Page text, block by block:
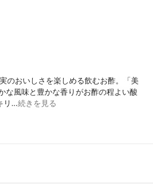
のおいしさを楽しめる飲むお酢。「美
な風味と豊かな香りがお酢の程よい酸
リ…続きを見る